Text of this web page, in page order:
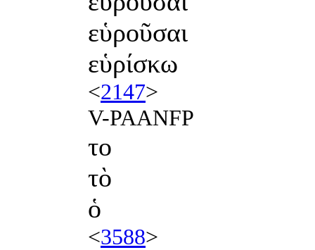
εὑροῦσαι
εὑρίσκω
<2147>
V-PAANFP
το
τὸ
ὁ
<3588>